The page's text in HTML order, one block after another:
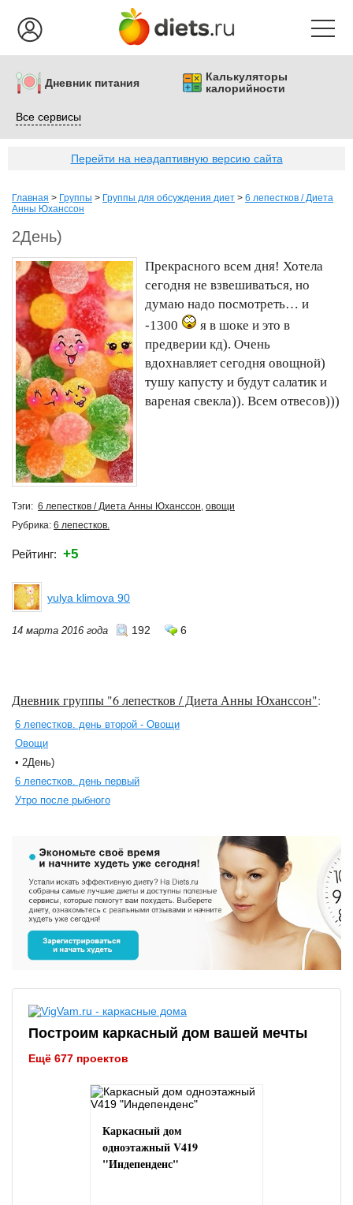
Дневник питания
Калькуляторы
калорийности
Все сервисы
Перейти на неадаптивную версию сайта
Главная > Группы > Группы для обсуждения диет > 6 лепестков / Диета
Анны Юханссон
2День)
Прекрасного всем дня! Хотела
сегодня не взвешиваться, но
думаю надо посмотреть… и
-1300
я в шоке и это в
предверии кд). Очень
вдохнавляет сегодня овощной)
тушу капусту и будут салатик и
вареная свекла)). Всем отвесов)))
Тэги: 6 лепестков / Диета Анны Юханссон, овощи
Рубрика: 6 лепестков.
Рейтинг: +5
yulya klimova 90
14 марта 2016 года 192 6
Дневник группы "6 лепестков / Диета Анны Юханссон":
6 лепестков. день второй - Овощи
Овощи
• 2День)
6 лепестков. день первый
Утро после рыбного
Построим каркасный дом вашей мечты
Ещё 677 проектов
Каркасный дом
одноэтажный V419
"Индепенденс"